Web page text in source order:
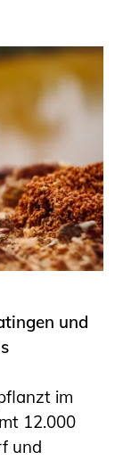
und
im
12.000
und